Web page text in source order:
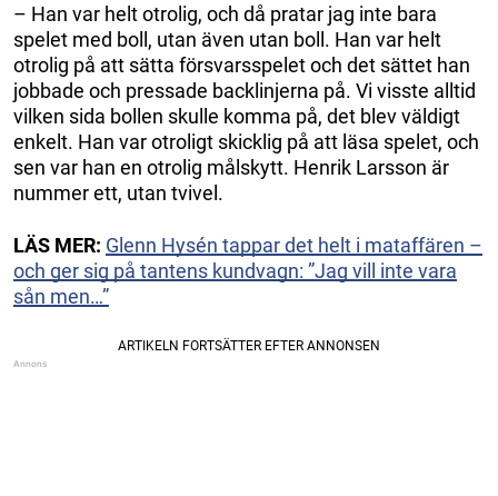
– Han var helt otrolig, och då pratar jag inte bara
spelet med boll, utan även utan boll. Han var helt
otrolig på att sätta försvarsspelet och det sättet han
jobbade och pressade backlinjerna på. Vi visste alltid
vilken sida bollen skulle komma på, det blev väldigt
enkelt. Han var otroligt skicklig på att läsa spelet, och
sen var han en otrolig målskytt. Henrik Larsson är
nummer ett, utan tvivel.
LÄS MER: Glenn Hysén tappar det helt i mataffären –
och ger sig på tantens kundvagn: ”Jag vill inte vara
sån men…”